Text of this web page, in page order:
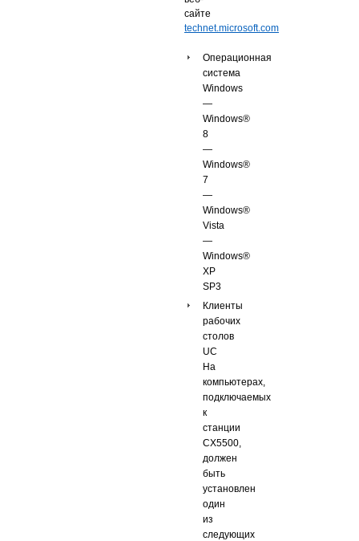
сайте
technet.microsoft.com
Операционная
система
Windows
—
Windows®
8
—
Windows®
7
—
Windows®
Vista
—
Windows®
XP
SP3
Клиенты
рабочих
столов
UC
На
компьютерах,
подключаемых
к
станции
CX5500,
должен
быть
установлен
один
из
следующих